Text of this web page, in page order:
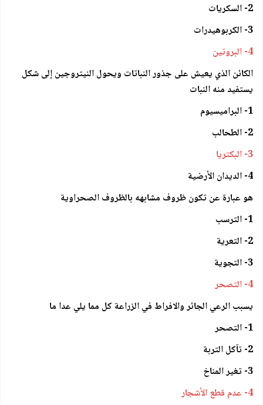
2- السكريات
3- الكربوهيدرات
4- البروتين
الكائن الذي يعيش على جذور النباتات ويحول النيتروجين إلى شكل
يستفيد منه النبات
1- البراميسيوم
2- الطحالب
3- البكتريا
4- الديدان الأرضية
هو عبارة عن تكون ظروف مشابهه بالظروف الصحراوية
1- الترسب
2- التعرية
3- التجوية
4- التصحر
يسبب الرعي الجائر والافراط في الزراعة كل مما يلي عدا ما
1- التصحر
2- تآكل التربة
3- تغير المناخ
4- عدم قطع الأشجار